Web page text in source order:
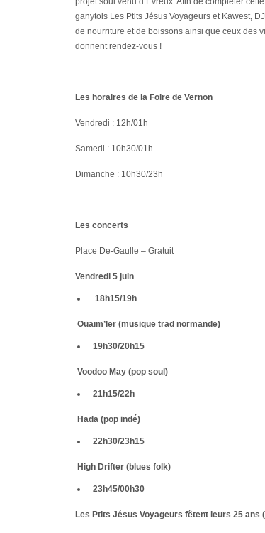
ganytois Les Ptits Jésus Voyageurs et Kawest,
de nourriture et de boissons ainsi que ceux des
donnent rendez-vous !
Les horaires de la Foire de Vernon
Vendredi : 12h/01h
Samedi : 10h30/01h
Dimanche : 10h30/23h
Les concerts
Place De-Gaulle – Gratuit
Vendredi 5 juin
18h15/19h
Ouaïm’ler (musique trad normande)
19h30/20h15
Voodoo May (pop soul)
21h15/22h
Hada (pop indé)
22h30/23h15
High Drifter (blues folk)
23h45/00h30
Les Ptits Jésus Voyageurs fêtent leurs 25 ans